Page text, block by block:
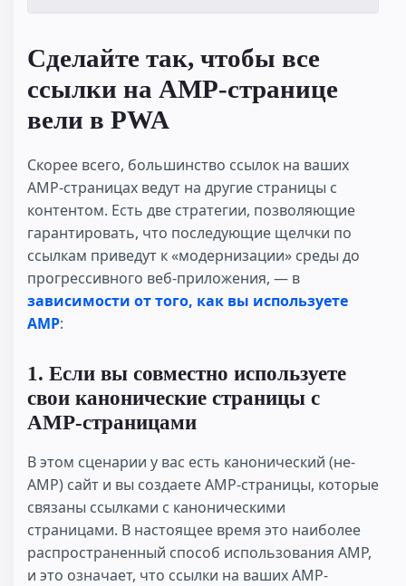
Сделайте так, чтобы все
ссылки на AMP-странице
вели в PWA
Скорее всего, большинство ссылок на ваших
AMP-страницах ведут на другие страницы с
контентом. Есть две стратегии, позволяющие
гарантировать, что последующие щелчки по
ссылкам приведут к «модернизации» среды до
прогрессивного веб-приложения, — в
зависимости от того, как вы используете
AMP:
1. Если вы совместно используете
свои канонические страницы с
AMP-страницами
В этом сценарии у вас есть канонический (не-
AMP) сайт и вы создаете AMP-страницы, которые
связаны ссылками с каноническими
страницами. В настоящее время это наиболее
распространенный способ использования AMP,
и это означает, что ссылки на ваших AMP-